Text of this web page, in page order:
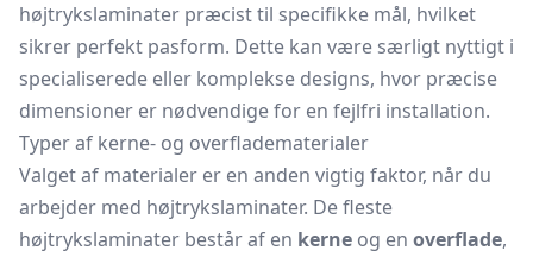
højtrykslaminater præcist til specifikke mål, hvilket
sikrer perfekt pasform. Dette kan være særligt nyttigt i
specialiserede eller komplekse designs, hvor præcise
dimensioner er nødvendige for en fejlfri installation.
Typer af kerne- og overfladematerialer
Valget af materialer er en anden vigtig faktor, når du
arbejder med højtrykslaminater. De fleste
højtrykslaminater består af en kerne og en overflade,